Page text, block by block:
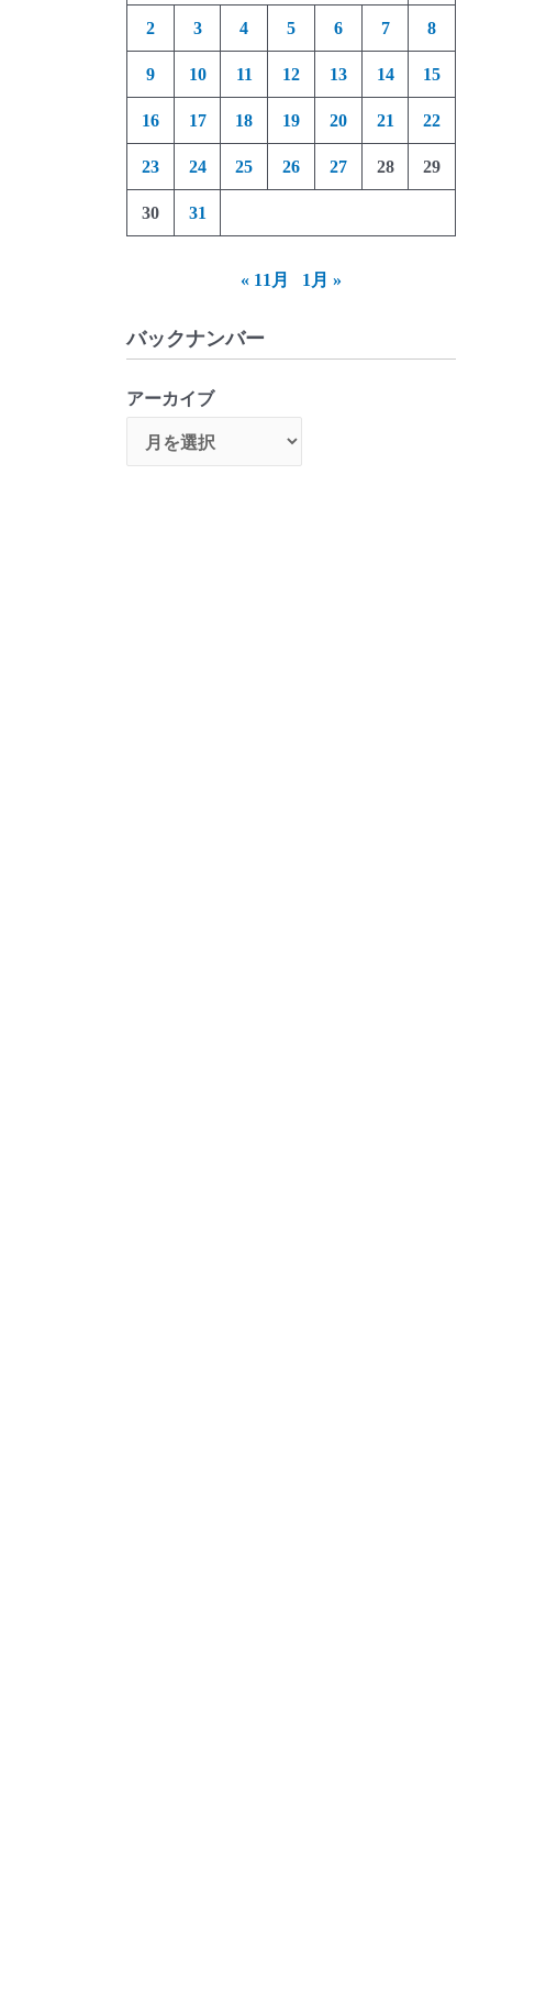
2 3 4 5 6 7 8
9 10 11 12 13 14 15
16 17 18 19 20 21 22
23 24 25 26 27 28 29
30 31
« 11月 1月 »
バックナンバー
アーカイブ